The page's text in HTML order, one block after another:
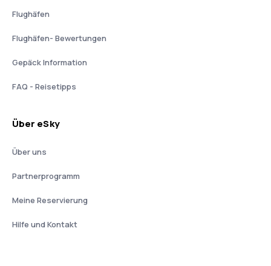
Flughäfen
Flughäfen- Bewertungen
Gepäck Information
FAQ - Reisetipps
Über eSky
Über uns
Partnerprogramm
Meine Reservierung
Hilfe und Kontakt